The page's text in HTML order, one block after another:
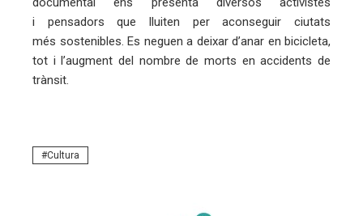
i pensadors que lluiten per aconseguir ciutats
més sostenibles. Es neguen a deixar d’anar en bicicleta,
tot i l’augment del nombre de morts en accidents de
trànsit.
Cultura